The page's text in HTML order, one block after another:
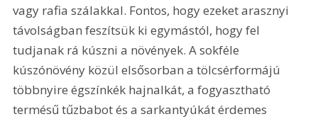
vagy rafia szálakkal. Fontos, hogy ezeket arasznyi
távolságban feszítsük ki egymástól, hogy fel
tudjanak rá kúszni a növények. A sokféle
kúszónövény közül elsősorban a tölcsérformájú
többnyire égszínkék hajnalkát, a fogyasztható
termésű tűzbabot és a sarkantyúkát érdemes